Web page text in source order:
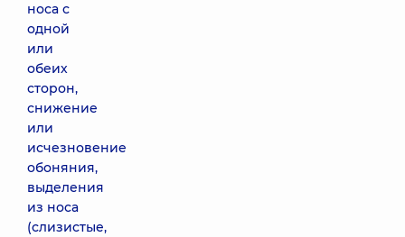
носа с
одной
или
обеих
сторон,
снижение
или
исчезновение
обоняния,
выделения
из носа
(слизистые,